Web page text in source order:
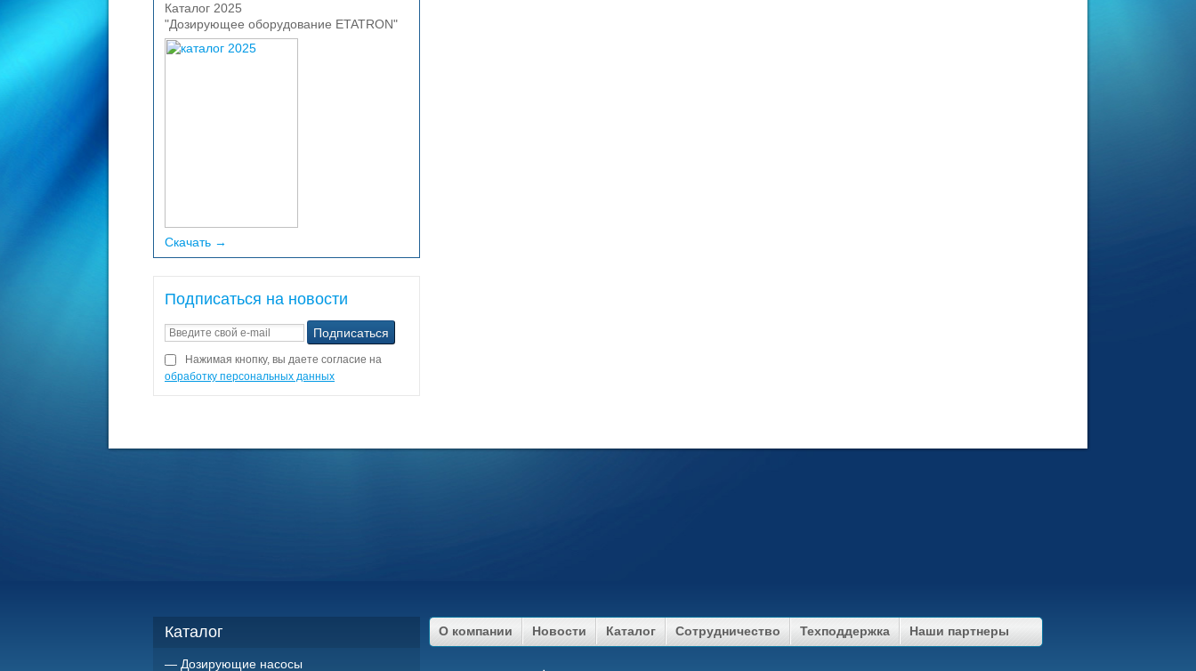
Каталог 2025
"Дозирующее оборудование ETATRON"
Скачать →
Подписаться на новости
Нажимая кнопку, вы даете согласие на
обработку персональных данных
Каталог
Дозирующие насосы
О компании Новости Каталог Сотрудничество Техподдержка Наши партнеры